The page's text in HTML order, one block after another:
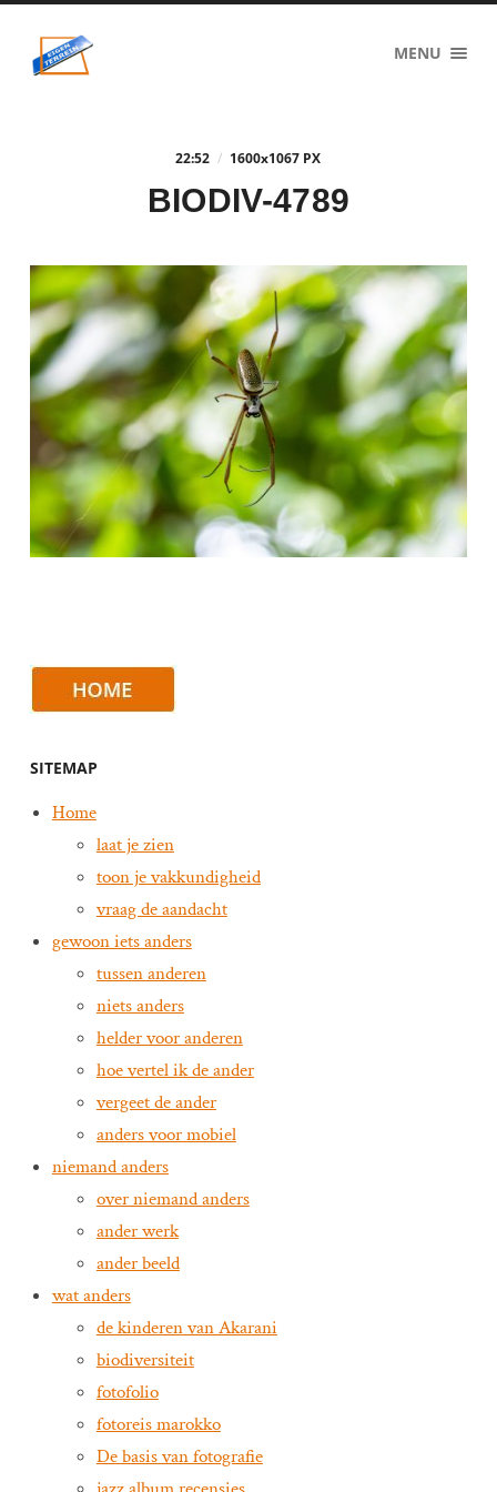
eigenzinnig
terrein
MENU
22:52 / 1600x1067 PX
BIODIV-4789
SITEMAP
Home
laat je zien
toon je vakkundigheid
vraag de aandacht
gewoon iets anders
tussen anderen
niets anders
helder voor anderen
hoe vertel ik de ander
vergeet de ander
anders voor mobiel
niemand anders
over niemand anders
ander werk
ander beeld
wat anders
de kinderen van Akarani
biodiversiteit
fotofolio
fotoreis marokko
De basis van fotografie